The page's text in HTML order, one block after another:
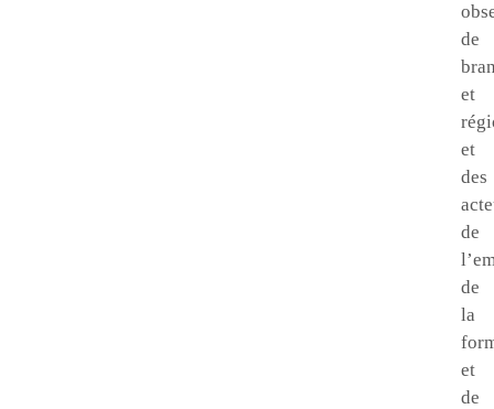
de
et
et
des
de
de
la
et
de